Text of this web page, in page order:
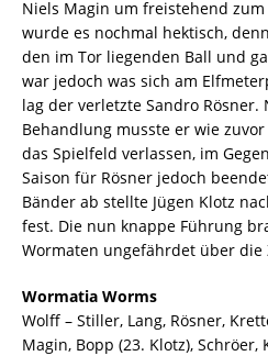
Niels Magin um freistehend
wurde es nochmal hektisch,
den im Tor liegenden Ball und
war jedoch was sich am
lag der verletzte Sandro
Behandlung musste er wie
das Spielfeld verlassen, im
Saison für Rösner jedoch
Bänder ab stellte Jügen Klotz
fest. Die nun knappe Führung
Wormaten ungefährdet über die
Wormatia Worms
Wolff – Stiller, Lang, Rösner,
Magin, Bopp (23. Klotz), Schröer,